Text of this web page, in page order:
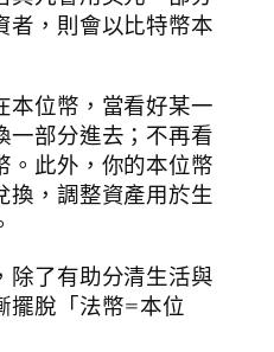
者，則會以比特幣本
本位幣，當看好某一
一部分進去；不再看
。此外，你的本位幣
換，調整資產用於生
除了有助分清生活與
擺脫「法幣=本位